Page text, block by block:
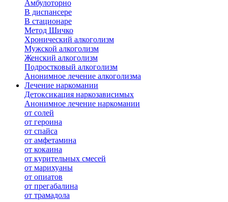
Амбулоторно
В диспансере
В стационаре
Метод Шичко
Хронический алкоголизм
Мужской алкоголизм
Женский алкоголизм
Подростковый алкоголизм
Анонимное лечение алкоголизма
Лечение наркомании
Детоксикация наркозависимых
Анонимное лечение наркомании
от солей
от героина
от спайса
от амфетамина
от кокаина
от курительных смесей
от марихуаны
от опиатов
от прегабалина
от трамадола